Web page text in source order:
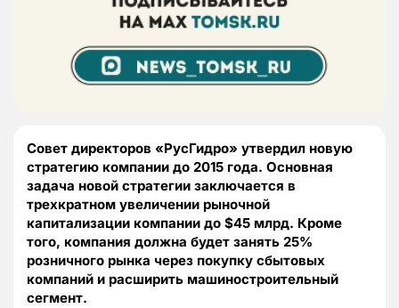
Совет директоров «РусГидро» утвердил новую
стратегию компании до 2015 года. Основная
задача новой стратегии заключается в
трехкратном увеличении рыночной
капитализации компании до $45 млрд. Кроме
того, компания должна будет занять 25%
розничного рынка через покупку сбытовых
компаний и расширить машиностроительный
сегмент.